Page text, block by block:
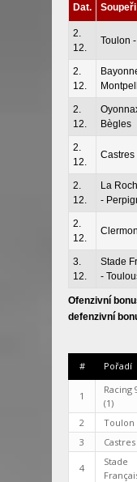
Dat. Soupeři
2.
12.
Toulon
2.
12.
2.
12.
Bègles
2.
12.
Castres
2.
12.
La
-
2.
12.
3.
12.
Stade
-
Ofenzivní
defenzivní
# Pořadí
1
Racing
(1)
2 Toulon
3
Castres
4
Stade